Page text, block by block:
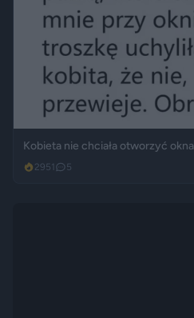
Kobieta nie chciała otworzyć okna
2951 5